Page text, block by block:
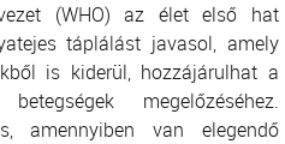
(WHO) az élet első hat
táplálást javasol, amely
is kiderül, hozzájárulhat a
megelőzéséhez.
amennyiben van elegendő